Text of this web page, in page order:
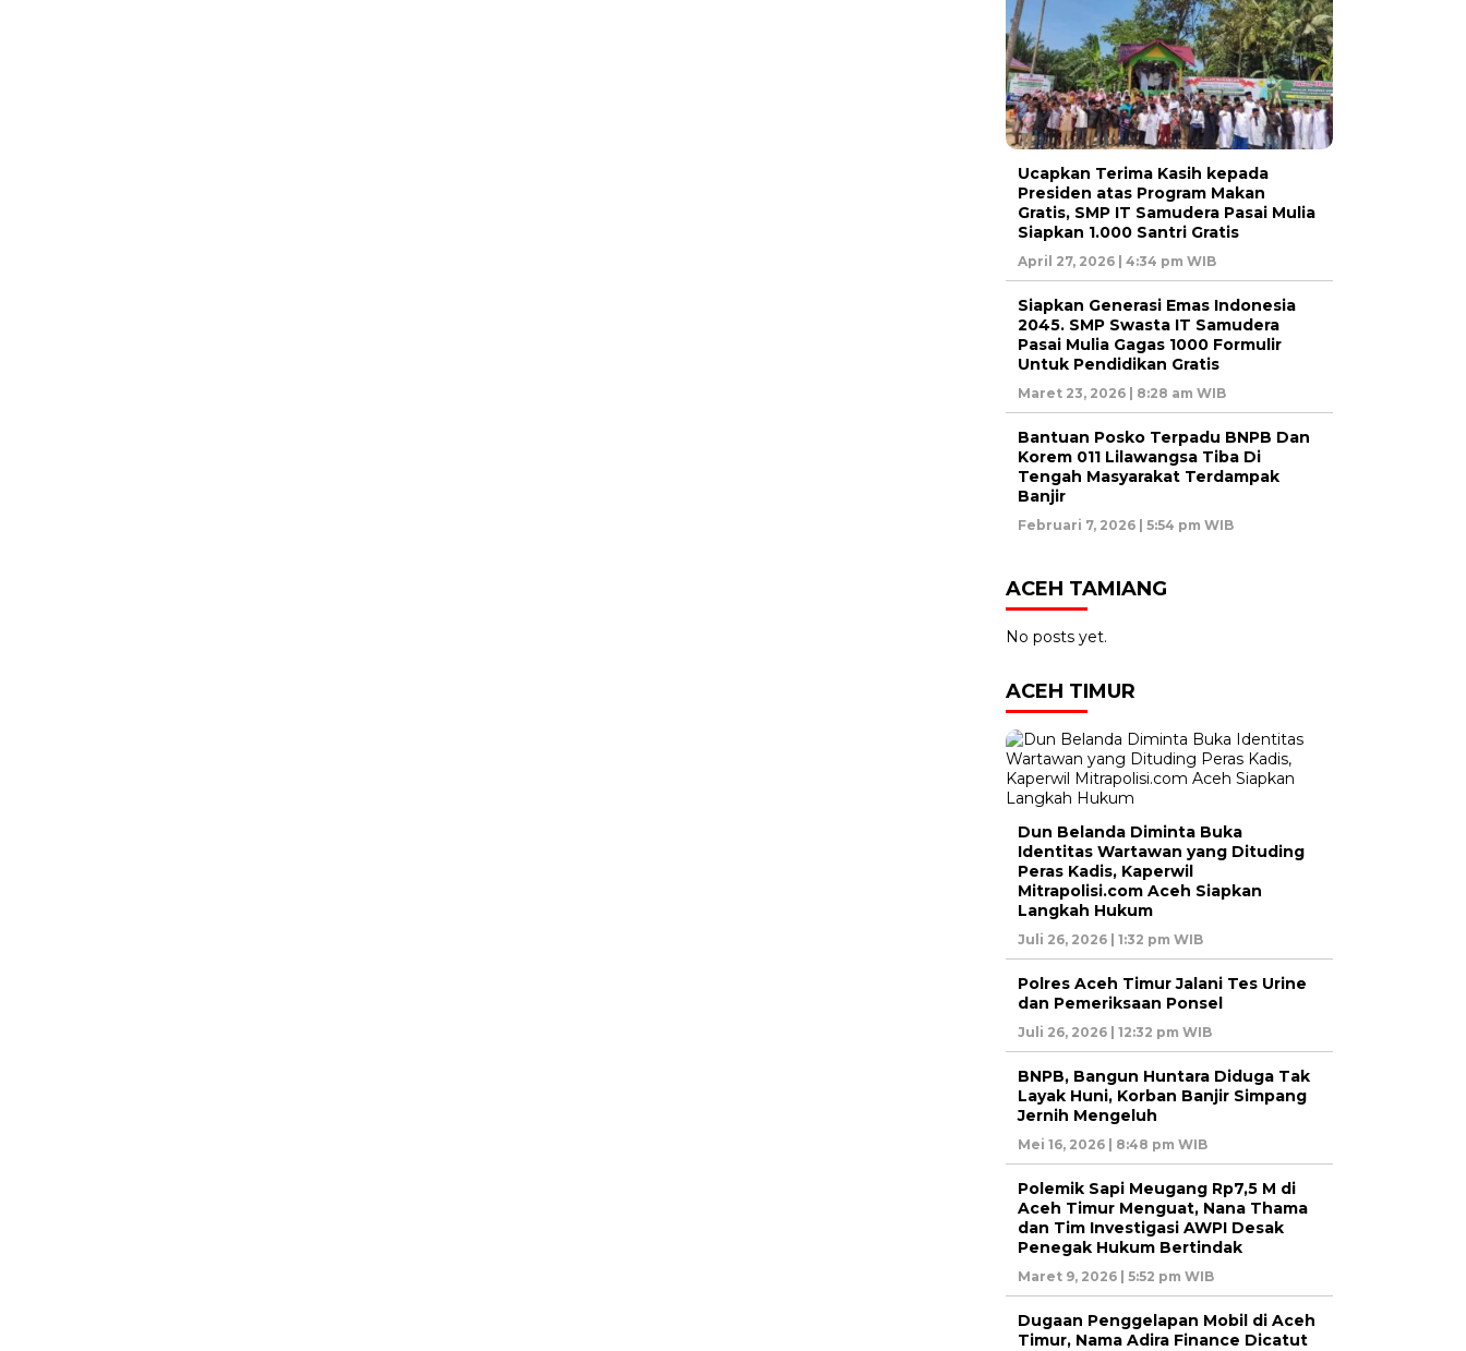
Ucapkan Terima Kasih kepada
Presiden atas Program Makan
Gratis, SMP IT Samudera Pasai Mulia
Siapkan 1.000 Santri Gratis
April 27, 2026 | 4:34 pm WIB
Siapkan Generasi Emas Indonesia
2045. SMP Swasta IT Samudera
Pasai Mulia Gagas 1000 Formulir
Untuk Pendidikan Gratis
Maret 23, 2026 | 8:28 am WIB
Bantuan Posko Terpadu BNPB Dan
Korem 011 Lilawangsa Tiba Di
Tengah Masyarakat Terdampak
Banjir
Februari 7, 2026 | 5:54 pm WIB
ACEH TAMIANG
No posts yet.
ACEH TIMUR
Dun Belanda Diminta Buka
Identitas Wartawan yang Dituding
Peras Kadis, Kaperwil
Mitrapolisi.com Aceh Siapkan
Langkah Hukum
Juli 26, 2026 | 1:32 pm WIB
Polres Aceh Timur Jalani Tes Urine
dan Pemeriksaan Ponsel
Juli 26, 2026 | 12:32 pm WIB
BNPB, Bangun Huntara Diduga Tak
Layak Huni, Korban Banjir Simpang
Jernih Mengeluh
Mei 16, 2026 | 8:48 pm WIB
Polemik Sapi Meugang Rp7,5 M di
Aceh Timur Menguat, Nana Thama
dan Tim Investigasi AWPI Desak
Penegak Hukum Bertindak
Maret 9, 2026 | 5:52 pm WIB
Dugaan Penggelapan Mobil di Aceh
Timur, Nama Adira Finance Dicatut